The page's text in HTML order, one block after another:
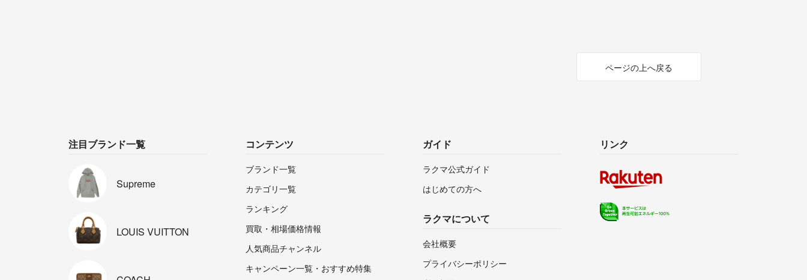
ページの上へ戻る
注目ブランド一覧
Supreme
LOUIS VUITTON
コンテンツ
ブランド一覧
カテゴリ一覧
ランキング
買取・相場価格情報
人気商品チャンネル
キャンペーン一覧・おすすめ特集
ガイド
ラクマ公式ガイド
はじめての方へ
ラクマについて
会社概要
プライバシーポリシー
リンク